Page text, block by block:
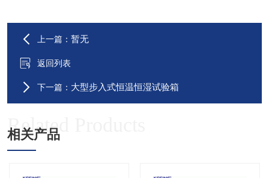
上一篇： 暂无
返回列表
下一篇： 大型步入式恒温恒湿试验箱
Related Products
相关产品